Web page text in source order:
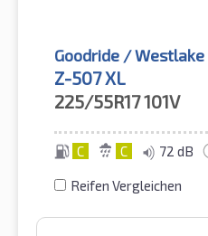
Goodride / Westlake
Z-507 XL
225/55R17101V
C C 72 dB
Reifen Vergleichen